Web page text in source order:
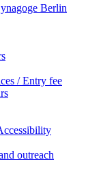
/ Entry fee
outreach